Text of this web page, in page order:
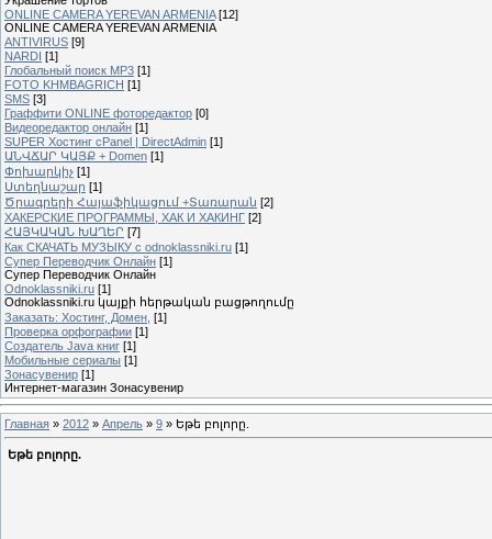
ONLINE CAMERA YEREVAN ARMENIA [12]
ONLINE CAMERA YEREVAN ARMENIA
ANTIVIRUS [9]
NARDI [1]
Глобальный поиск MP3 [1]
FOTO KHMBAGRICH [1]
SMS [3]
Граффити ONLINE фоторедактор [0]
Видеоредактор онлайн [1]
SUPER Xостинг cPanel | DirectAdmin [1]
ԱՆՎՃԱՐ ԿԱՅՔ + Domen [1]
Փոխարկիչ [1]
Ստեղնաշար [1]
Ծրագրերի Հայաֆիկացում +Տառարան [2]
ХАКЕРСКИЕ ПРОГРАММЫ, ХАК И ХАКИНГ [2]
ՀԱՅԿԱԿԱՆ ԽԱՂԵՐ [7]
Как СКАЧАТЬ МУЗЫКУ с odnoklassniki.ru [1]
Cупер Переводчик Oнлайн [1]
Cупер Переводчик Oнлайн
Odnoklassniki.ru [1]
Odnoklassniki.ru կայքի հերթական բացթողումը
Заказать: Хостинг, Домен, [1]
Проверка орфографии [1]
Создатель Java книг [1]
Мобильные сериалы [1]
Зонасувенир [1]
Интернет-магазин Зонасувенир
Главная » 2012 » Апрель » 9 » Եթե բոլորը.
Եթե բոլորը.